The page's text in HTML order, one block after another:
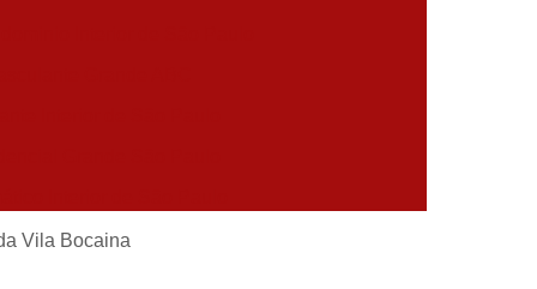
Grande São Paulo
Vila Bocaina